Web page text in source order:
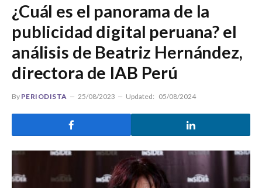
¿Cuál es el panorama de la
publicidad digital peruana? el
análisis de Beatriz Hernández,
directora de IAB Perú
By PERIODISTA 25/08/2023 Updated: 05/08/2024